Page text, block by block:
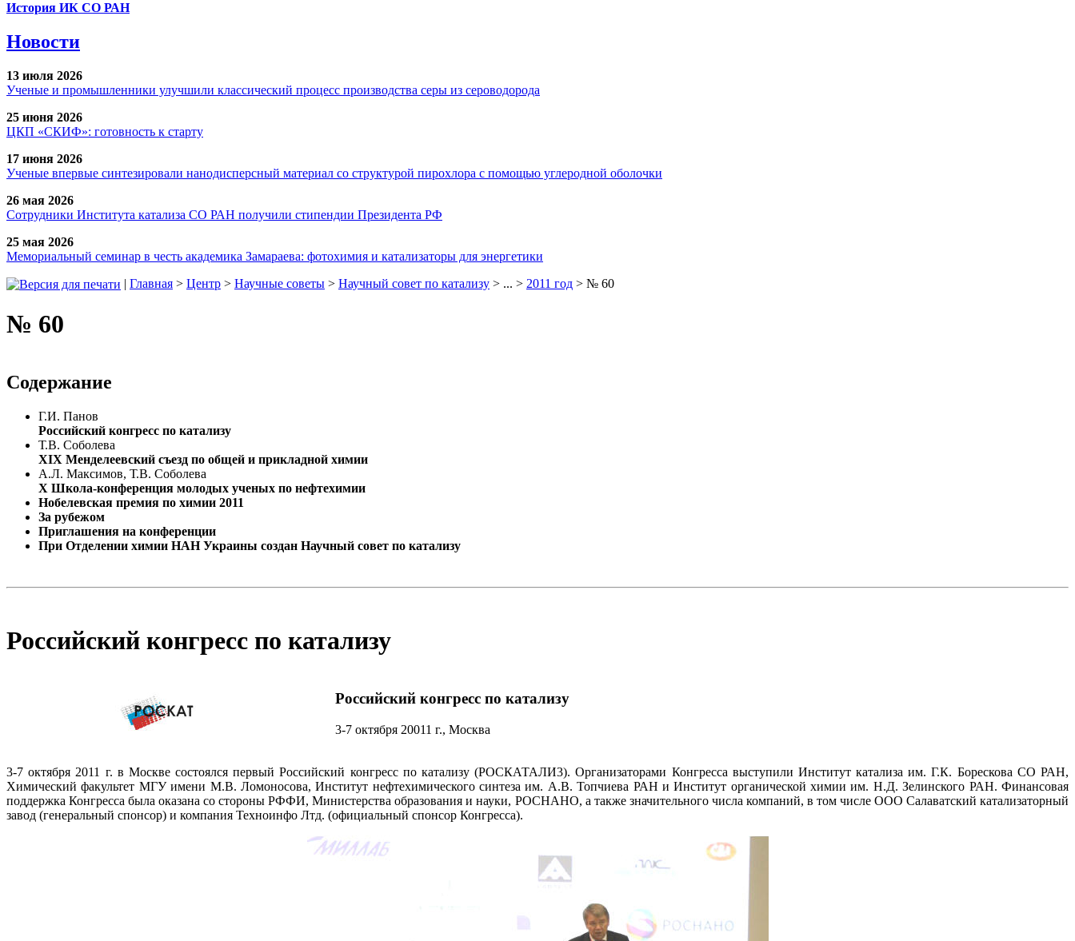
История ИК СО РАН
Новости
13 июля 2026
Ученые и промышленники улучшили классический процесс производства серы из сероводорода
25 июня 2026
ЦКП «СКИФ»: готовность к старту
17 июня 2026
Ученые впервые синтезировали нанодисперсный материал со структурой пирохлора с помощью углеродной оболочки
26 мая 2026
Сотрудники Института катализа СО РАН получили стипендии Президента РФ
25 мая 2026
Мемориальный семинар в честь академика Замараева: фотохимия и катализаторы для энергетики
| Главная > Центр > Научные советы > Научный совет по катализу > ... > 2011 год > № 60
№ 60
Содержание
Г.И. Панов
Российский конгресс по катализу
Т.В. Соболева
XIX Менделеевский съезд по общей и прикладной химии
А.Л. Максимов, Т.В. Соболева
X Школа-конференция молодых ученых по нефтехимии
Нобелевская премия по химии 2011
За рубежом
Приглашения на конференции
При Отделении химии НАН Украины создан Научный совет по катализу
Российский конгресс по катализу
Российский конгресс по катализу
3-7 октября 20011 г., Москва
3-7 октября 2011 г. в Москве состоялся первый Российский конгресс по катализу (РОСКАТАЛИ3). Организаторами Конгресса выступили Институт катализа им. Г.К. Борескова СО РАН,
Химический факультет МГУ имени М.В. Ломоносова, Институт нефтехимического синтеза им. А.В. Топчиева РАН и Институт органической химии им. Н.Д. Зелинского РАН. Финансовая
поддержка Конгресса была оказана со стороны РФФИ, Министерства образования и науки, РОСНАНО, а также значительного числа компаний, в том числе ООО Салаватский катализаторный
завод (генеральный спонсор) и компания Техноинфо Лтд. (официальный спонсор Конгресса).